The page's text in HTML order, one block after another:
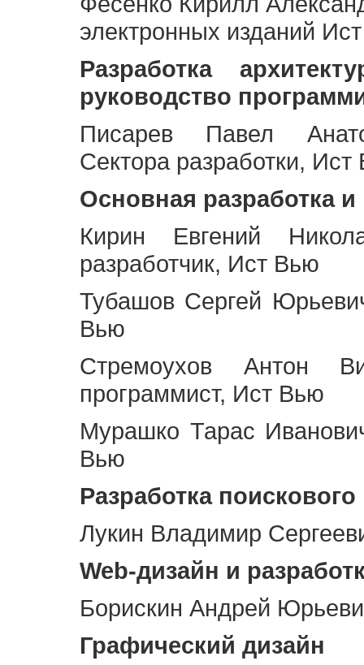
электронных изданий
Разработка
руководство
Писарев Павел
Сектора разработки,
Основная разработка
Кирин Евгений
разработчик, Ист Вью
Тубашов Сергей
Вью
Стремоухов Антон
программист, Ист Вью
Мурашко Тарас
Вью
Разработка
Лукин Владимир
Web-дизайн и
Борискин Андрей
Графический дизайн